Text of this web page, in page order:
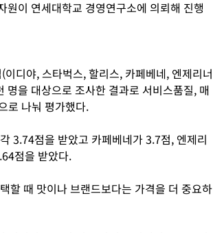
이 연세대학교 경영연구소에 의뢰해 진행
디야, 스타벅스, 할리스, 카페베네, 엔제리너
을 대상으로 조사한 결과로 서비스품질, 매
로 나눠 평가했다.
3.74점을 받았고 카페베네가 3.7점, 엔제리
점을 받았다.
할 때 맛이나 브랜드보다는 가격을 더 중요하